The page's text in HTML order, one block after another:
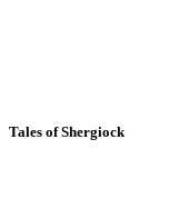
Tales of Shergiock